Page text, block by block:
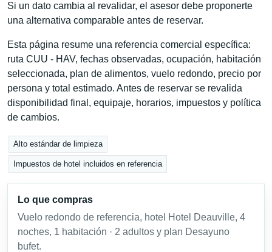
Si un dato cambia al revalidar, el asesor debe proponerte
una alternativa comparable antes de reservar.
Esta página resume una referencia comercial específica:
ruta CUU - HAV, fechas observadas, ocupación, habitación
seleccionada, plan de alimentos, vuelo redondo, precio por
persona y total estimado. Antes de reservar se revalida
disponibilidad final, equipaje, horarios, impuestos y política
de cambios.
Alto estándar de limpieza
Impuestos de hotel incluidos en referencia
Lo que compras
Vuelo redondo de referencia, hotel Hotel Deauville, 4
noches, 1 habitación · 2 adultos y plan Desayuno
bufet.